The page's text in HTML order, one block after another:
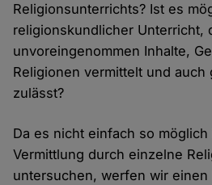
Religionsunterrichts? Ist es
religionskundlicher Unterricht,
unvoreingenommen Inhalte,
Religionen vermittelt und
zulässt?
Da es nicht einfach so
Vermittlung durch einzelne
untersuchen, werfen wir einen